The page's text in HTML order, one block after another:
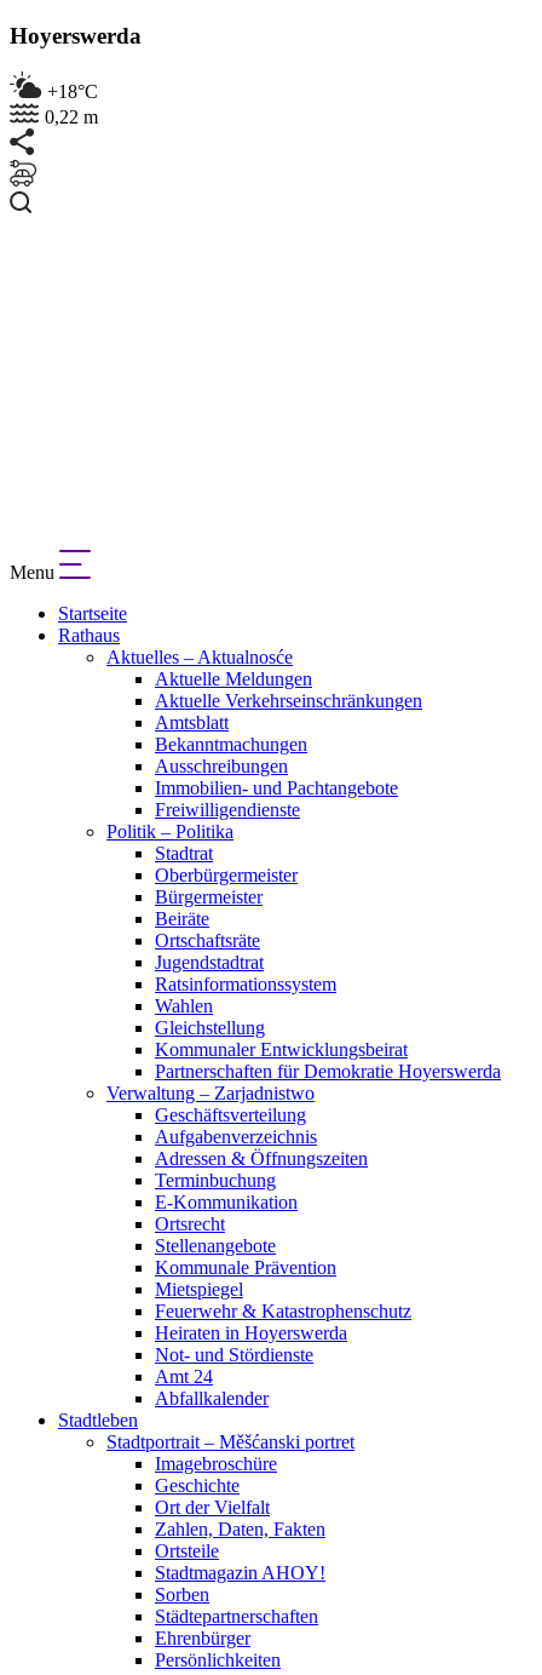
Hoyerswerda
+18°C
0,22 m
Menu
Startseite
Rathaus
Aktuelles – Aktualnosće
Aktuelle Meldungen
Aktuelle Verkehrseinschränkungen
Amtsblatt
Bekanntmachungen
Ausschreibungen
Immobilien- und Pachtangebote
Freiwilligendienste
Politik – Politika
Stadtrat
Oberbürgermeister
Bürgermeister
Beiräte
Ortschaftsräte
Jugendstadtrat
Ratsinformationssystem
Wahlen
Gleichstellung
Kommunaler Entwicklungsbeirat
Partnerschaften für Demokratie Hoyerswerda
Verwaltung – Zarjadnistwo
Geschäftsverteilung
Aufgabenverzeichnis
Adressen & Öffnungszeiten
Terminbuchung
E-Kommunikation
Ortsrecht
Stellenangebote
Kommunale Prävention
Mietspiegel
Feuerwehr & Katastrophenschutz
Heiraten in Hoyerswerda
Not- und Stördienste
Amt 24
Abfallkalender
Stadtleben
Stadtportrait – Měšćanski portret
Imagebroschüre
Geschichte
Ort der Vielfalt
Zahlen, Daten, Fakten
Ortsteile
Stadtmagazin AHOY!
Sorben
Städtepartnerschaften
Ehrenbürger
Persönlichkeiten